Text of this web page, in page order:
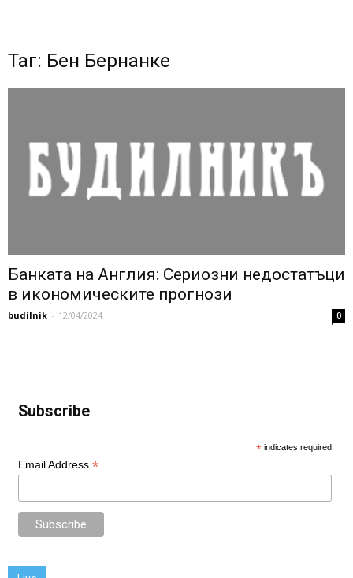
Таг: Бен Бернанке
Банката на Англия: Сериозни недостатъци
в икономическите прогнози
budilnik - 12/04/2024 0
Subscribe
* indicates required
Email Address *